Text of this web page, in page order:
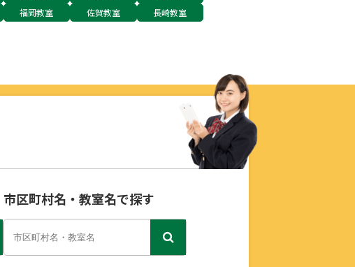
福岡教室 佐賀教室
長崎教室
市区町村名・教室名で探す